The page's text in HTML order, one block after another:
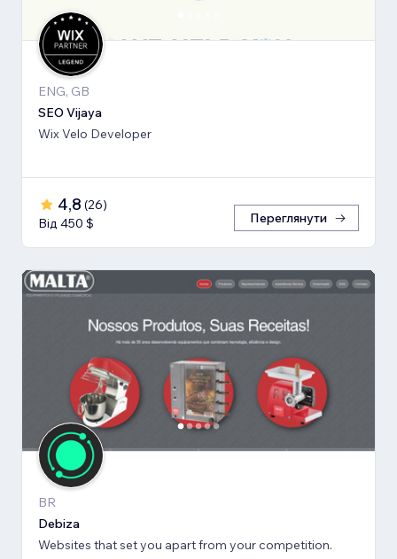
ENG, GB
SEO Vijaya
Wix Velo Developer
4,8 (26)
Від 450 $
Переглянути
BR
Debiza
Websites that set you apart from your competition.